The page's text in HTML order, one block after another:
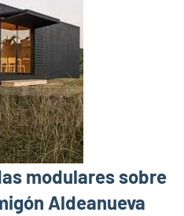
modulares sobre
Aldeanueva